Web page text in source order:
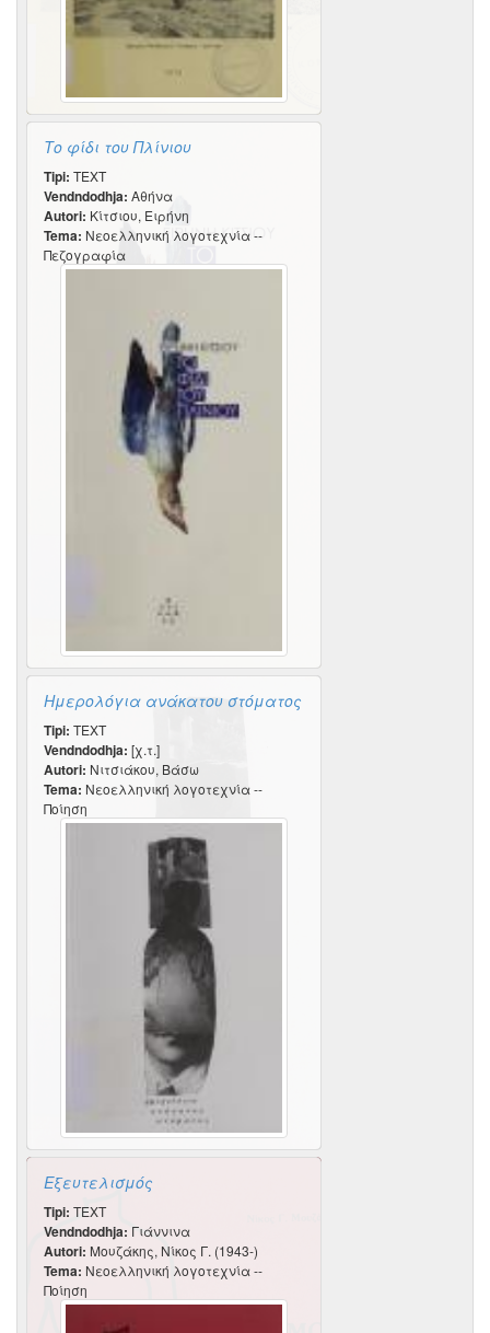
Το φίδι του Πλίνιου
Tipi: TEXT
Vendndodhja: Αθήνα
Autori: Κίτσιου, Ειρήνη
Tema: Νεοελληνική λογοτεχνία --
Πεζογραφία
Ημερολόγια ανάκατου στόματος
Tipi: TEXT
Vendndodhja: [χ.τ.]
Autori: Νιτσιάκου, Βάσω
Tema: Νεοελληνική λογοτεχνία --
Ποίηση
Εξευτελισμός
Tipi: TEXT
Vendndodhja: Γιάννινα
Autori: Μουζάκης, Νίκος Γ. (1943-)
Tema: Νεοελληνική λογοτεχνία --
Ποίηση